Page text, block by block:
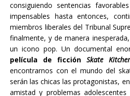
consiguiendo sentencias
impensables hasta entonces,
miembros liberales del Tribunal
finalmente, y de manera
un icono pop. Un documental
película de ficción Skate
encontrarnos con el mundo del
serán las chicas las protagonistas,
amistad y problemas